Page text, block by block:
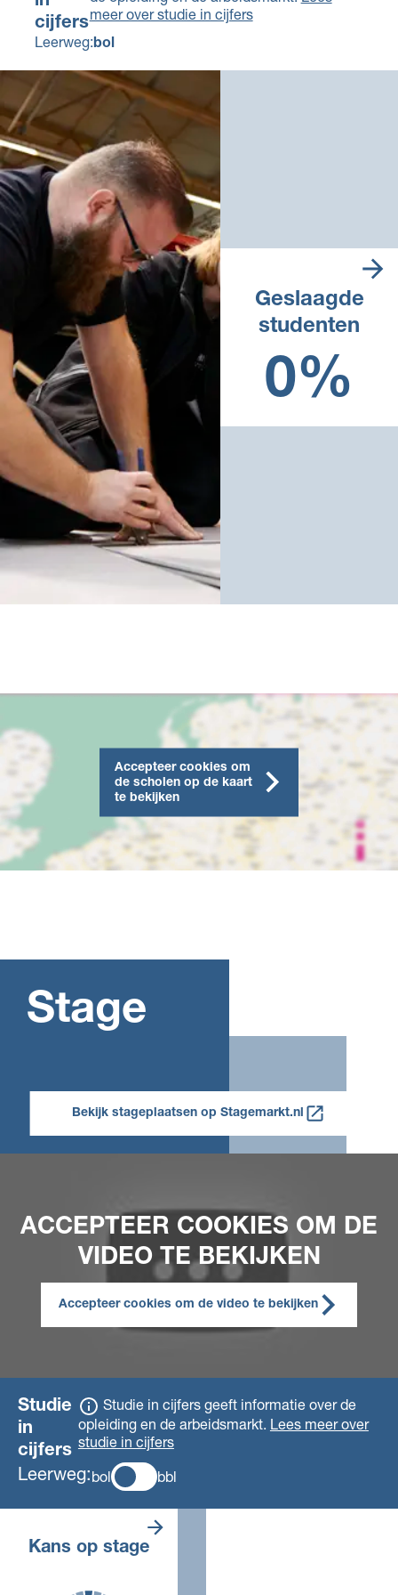
cijfersmeer over studie in cijfers
Leerweg: bol
Geslaagde
studenten
0%
afgelopen schooljaar
Accepteer cookies om
de scholen op de kaart
te bekijken
Stage
Bekijk stageplaatsen op Stagemarkt.nl
ACCEPTEER COOKIES OM DE
VIDEO TE BEKIJKEN
Accepteer cookies om de video te bekijken
Studie
in
cijfers
Studie in cijfers geeft informatie over de
opleiding en de arbeidsmarkt. Lees meer over
studie in cijfers
Leerweg: bol bbl
Kans op stage
stageplaatsen.